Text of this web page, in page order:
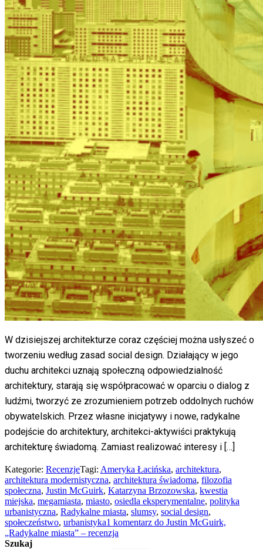
W dzisiejszej architekturze coraz częściej można usłyszeć o
tworzeniu według zasad social design. Działający w jego
duchu architekci uznają społeczną odpowiedzialność
architektury, starają się współpracować w oparciu o dialog z
ludźmi, tworzyć ze zrozumieniem potrzeb oddolnych ruchów
obywatelskich. Przez własne inicjatywy i nowe, radykalne
podejście do architektury, architekci-aktywiści praktykują
architekturę świadomą. Zamiast realizować interesy i […]
Kategorie: RecenzjeTagi: Ameryka Łacińska, architektura,
architektura modernistyczna, architektura świadoma, filozofia
społeczna, Justin McGuirk, Katarzyna Brzozowska, kwestia
miejska, megamiasta, miasto, osiedla eksperymentalne, polityka
urbanistyczna, Radykalne miasta, slumsy, social design,
społeczeństwo, urbanistyka1 komentarz do Justin McGuirk,
„Radykalne miasta” – recenzja
Szukaj